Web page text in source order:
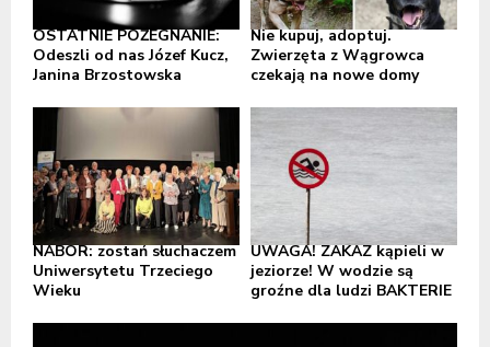
OSTATNIE POŻEGNANIE:
Odeszli od nas Józef Kucz,
Janina Brzostowska
Nie kupuj, adoptuj.
Zwierzęta z Wągrowca
czekają na nowe domy
NABÓR: zostań słuchaczem
Uniwersytetu Trzeciego
Wieku
UWAGA! ZAKAZ kąpieli w
jeziorze! W wodzie są
groźne dla ludzi BAKTERIE